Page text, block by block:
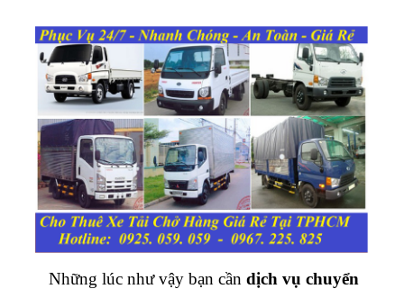
Những lúc như vậy bạn cần dịch vụ chuyển